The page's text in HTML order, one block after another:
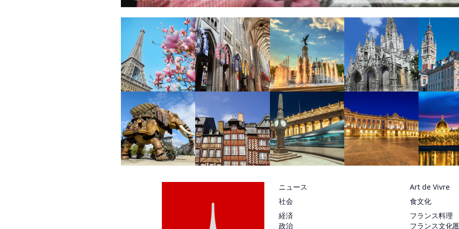
ニュース
社会
経済
政治
Art de Vivre
食文化
フランス料理
フランス文化